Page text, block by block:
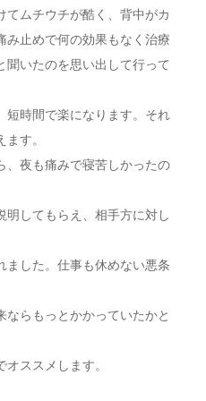
ムチウチが酷く、背中がカ
み止めで何の効果もなく治療
いたのを思い出して行って
短時間で楽になります。それ
す。
、夜も痛みで寝苦しかったの
してもらえ、相手方に対し
ました。仕事も休めない悪条
らもっとかかっていたかと
ススメします。